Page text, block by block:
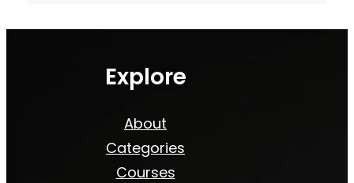
Explore
About
Categories
Courses